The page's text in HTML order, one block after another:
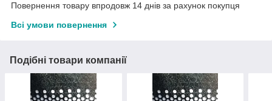
Повернення товару впродовж 14 днів за рахунок покупця
Всі умови повернення
Подібні товари компанії